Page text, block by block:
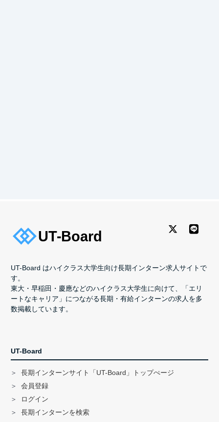
UT-Board はハイクラス大学生向け長期インターン求人サイトで
す。
東大・早稲田・慶應などのハイクラス大学生に向けて、「エリ
ートなキャリア」につながる長期・有給インターンの求人を多
数掲載しています。
UT-Board
長期インターンサイト「UT-Board」トップぺージ
会員登録
ログイン
長期インターンを検索